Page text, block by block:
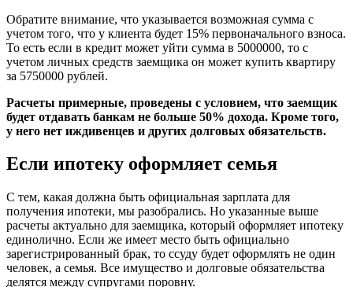
Обратите внимание, что указывается возможная сумма с
учетом того, что у клиента будет 15% первоначального взноса.
То есть если в кредит может уйти сумма в 5000000, то с
учетом личных средств заемщика он может купить квартиру
за 5750000 рублей.
Расчеты примерные, проведены с условием, что заемщик
будет отдавать банкам не больше 50% дохода. Кроме того,
у него нет иждивенцев и других долговых обязательств.
Если ипотеку оформляет семья
С тем, какая должна быть официальная зарплата для
получения ипотеки, мы разобрались. Но указанные выше
расчеты актуально для заемщика, который оформляет ипотеку
единолично. Если же имеет место быть официально
зарегистрированный брак, то ссуду будет оформлять не один
человек, а семья. Все имущество и долговые обязательства
делятся между супругами поровну.